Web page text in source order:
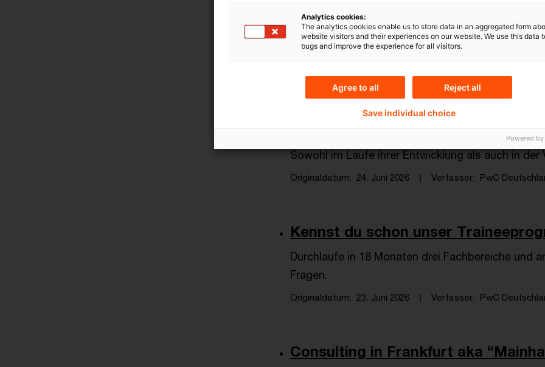
Unsere Kolleg:innen geben Einblick in das, was
Teamwork und vielfältige
PwC
Manche Fragen zur Karriere
Mensche ...
Sowohl im Laufe ihrer Entwicklung als auch in
Originaldatum 24. Juni 2026 Verfasser PwC
Kennst du schon unser
Durchlaufe in 18 Monaten drei Fachbereiche und
Fragen.
Originaldatum 23. Juni 2026 Verfasser PwC
Consulting in Frankfurt aka
Analytics cookies:
The analytics cookies enable us to store data in an aggregated form
website visitors and their experiences on our website. We use this data
bugs and improve the experience for all visitors.
Agree to all Reject all
Save individual choice
Powered by